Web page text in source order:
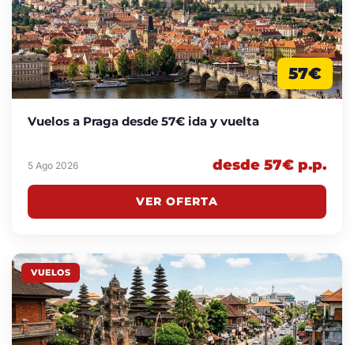
57€
Vuelos a Praga desde 57€ ida y vuelta
5 Ago 2026 desde 57€ p.p.
VER OFERTA
VUELOS